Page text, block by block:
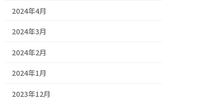
2024年4月
2024年3月
2024年2月
2024年1月
2023年12月